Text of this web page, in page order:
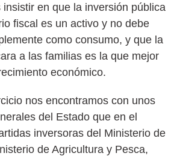
en que la inversión pública
fiscal es un activo y no debe
como consumo, y que la
a las familias es la que mejor
económico.
nos encontramos con unos
del Estado que en el
inversoras del Ministerio de
de Agricultura y Pesca,